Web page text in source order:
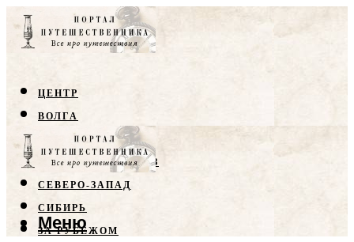
ЦЕНТР
ВОЛГА
КРЫМ
СЕВЕРНЫЙ КАВКАЗ
СЕВЕРО-ЗАПАД
СИБИРЬ
ЗА РУБЕЖОМ
Меню